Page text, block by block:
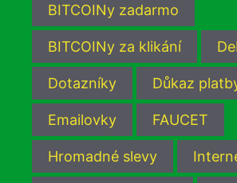
BITCOINy zadarmo
BITCOINy za klikání
Dotazníky Důkaz
Emailovky FAUCET
Hromadné slevy